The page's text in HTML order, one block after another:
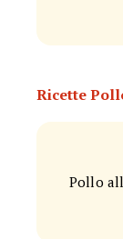
Ricette
Pollo